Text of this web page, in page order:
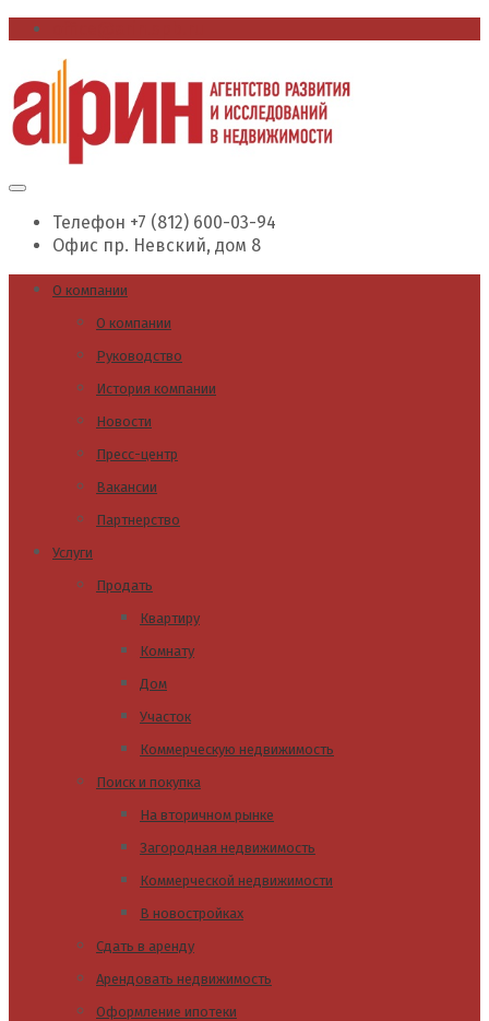
Телефон +7 (812) 600-03-94
Офис пр. Невский, дом 8
О компании
О компании
Руководство
История компании
Новости
Пресс-центр
Вакансии
Партнерство
Услуги
Продать
Квартиру
Комнату
Дом
Участок
Коммерческую недвижимость
Поиск и покупка
На вторичном рынке
Загородная недвижимость
Коммерческой недвижимости
В новостройках
Сдать в аренду
Арендовать недвижимость
Оформление ипотеки